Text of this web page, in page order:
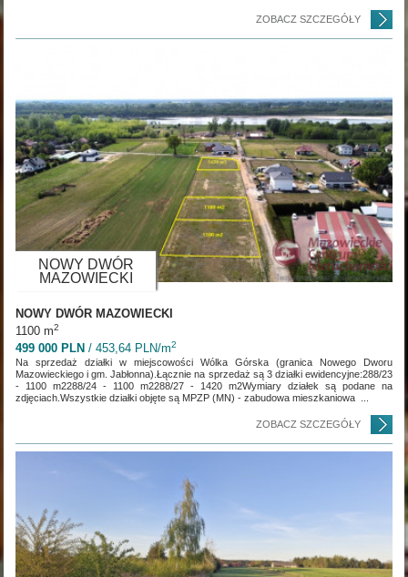
ZOBACZ SZCZEGÓŁY
NOWY DWÓR
MAZOWIECKI
NOWY DWÓR MAZOWIECKI
1100 m2
499 000 PLN / 453,64 PLN/m2
Na sprzedaż działki w miejscowości Wólka Górska (granica Nowego Dworu
Mazowieckiego i gm. Jabłonna).Łącznie na sprzedaż są 3 działki ewidencyjne:288/23
- 1100 m2288/24 - 1100 m2288/27 - 1420 m2Wymiary działek są podane na
zdjęciach.Wszystkie działki objęte są MPZP (MN) - zabudowa mieszkaniowa ...
ZOBACZ SZCZEGÓŁY